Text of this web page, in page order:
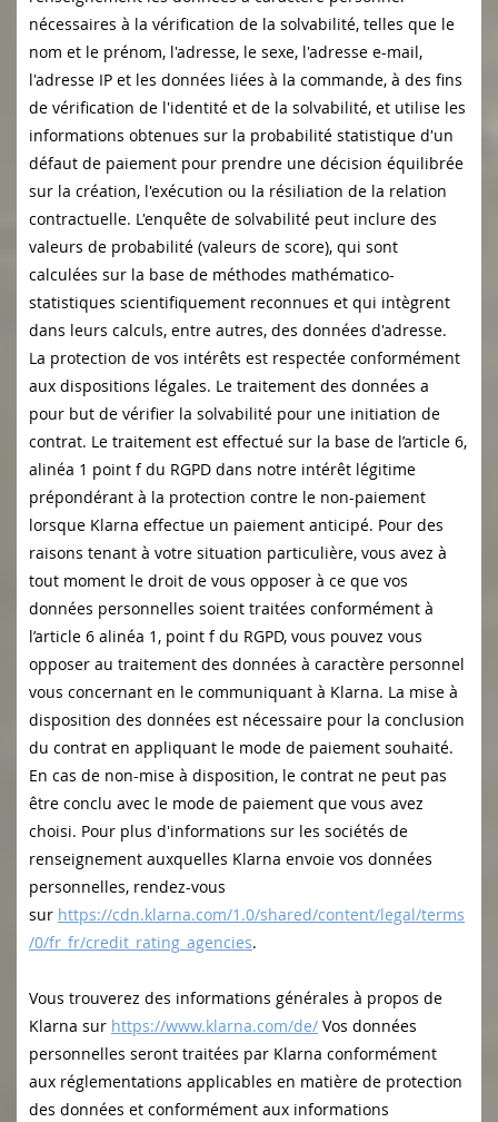
nécessaires à la vérification de la solvabilité, telles que le
nom et le prénom, l'adresse, le sexe, l'adresse e-mail,
l'adresse IP et les données liées à la commande, à des fins
de vérification de l'identité et de la solvabilité, et utilise les
informations obtenues sur la probabilité statistique d'un
défaut de paiement pour prendre une décision équilibrée
sur la création, l'exécution ou la résiliation de la relation
contractuelle. L'enquête de solvabilité peut inclure des
valeurs de probabilité (valeurs de score), qui sont
calculées sur la base de méthodes mathématico-
statistiques scientifiquement reconnues et qui intègrent
dans leurs calculs, entre autres, des données d'adresse.
La protection de vos intérêts est respectée conformément
aux dispositions légales. Le traitement des données a
pour but de vérifier la solvabilité pour une initiation de
contrat. Le traitement est effectué sur la base de l’article 6,
alinéa 1 point f du RGPD dans notre intérêt légitime
prépondérant à la protection contre le non-paiement
lorsque Klarna effectue un paiement anticipé. Pour des
raisons tenant à votre situation particulière, vous avez à
tout moment le droit de vous opposer à ce que vos
données personnelles soient traitées conformément à
l’article 6 alinéa 1, point f du RGPD, vous pouvez vous
opposer au traitement des données à caractère personnel
vous concernant en le communiquant à Klarna. La mise à
disposition des données est nécessaire pour la conclusion
du contrat en appliquant le mode de paiement souhaité.
En cas de non-mise à disposition, le contrat ne peut pas
être conclu avec le mode de paiement que vous avez
choisi. Pour plus d'informations sur les sociétés de
renseignement auxquelles Klarna envoie vos données
personnelles, rendez-vous
sur https://cdn.klarna.com/1.0/shared/content/legal/terms
/0/fr_fr/credit_rating_agencies.
Vous trouverez des informations générales à propos de
Klarna sur https://www.klarna.com/de/ Vos données
personnelles seront traitées par Klarna conformément
aux réglementations applicables en matière de protection
des données et conformément aux informations